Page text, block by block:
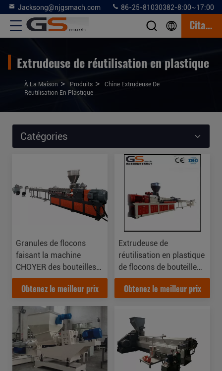
Jacksong@njgsmach.com 86-25-81030382-8:00~17:00
Citation
Extrudeuse de réutilisation en plastique
À La Maison > Produits >
Chine Extrudeuse De
Réutilisation En Plastique
Catégories
Granules de flocons
faisant la machine
CHOYER des bouteilles
réutilisant la machine
qui respecte
Obtenez le meilleur prix
Extrudeuse de
réutilisation en plastique
de flocons de bouteille
d'ANIMAL FAMILIER
avec les granules
machine
Obtenez le meilleur prix